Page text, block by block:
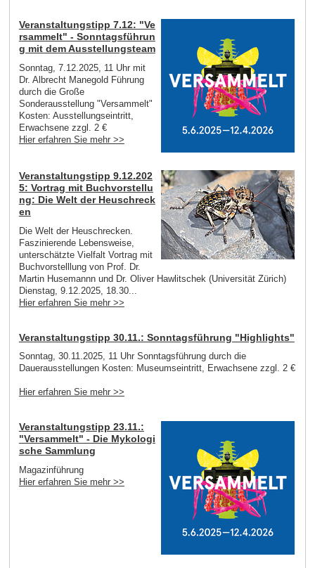
Veranstaltungstipp 7.12: "Ve
rsammelt" - Sonntagsführun
g mit dem Ausstellungsteam
Sonntag, 7.12.2025, 11 Uhr mit
Dr. Albrecht Manegold Führung
durch die Große
Sonderausstellung "Versammelt"
Kosten: Ausstellungseintritt,
Erwachsene zzgl. 2 €
Hier erfahren Sie mehr >>
Veranstaltungstipp 9.12.202
5: Vortrag mit Buchvorstellu
ng: Die Welt der Heuschreck
en
Die Welt der Heuschrecken.
Faszinierende Lebensweise,
unterschätzte Vielfalt Vortrag mit
Buchvorstelllung von Prof. Dr.
Martin Husemannn und Dr. Oliver Hawlitschek (Universität Zürich)
Dienstag, 9.12.2025, 18.30...
Hier erfahren Sie mehr >>
Veranstaltungstipp 30.11.: Sonntagsführung "Highlights"
Sonntag, 30.11.2025, 11 Uhr Sonntagsführung durch die
Dauerausstellungen Kosten: Museumseintritt, Erwachsene zzgl. 2 €
Hier erfahren Sie mehr >>
Veranstaltungstipp 23.11.:
"Versammelt" - Die Mykologi
sche Sammlung
Magazinführung
Hier erfahren Sie mehr >>